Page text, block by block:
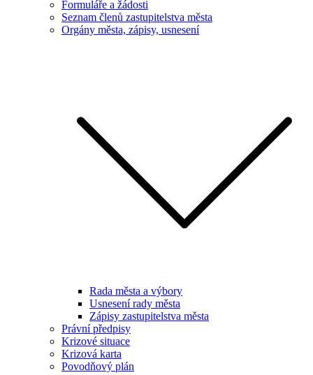
Formuláře a žádosti
Seznam členů zastupitelstva města
Orgány města, zápisy, usnesení
Rada města a výbory
Usnesení rady města
Zápisy zastupitelstva města
Právní předpisy
Krizové situace
Krizová karta
Povodňový plán